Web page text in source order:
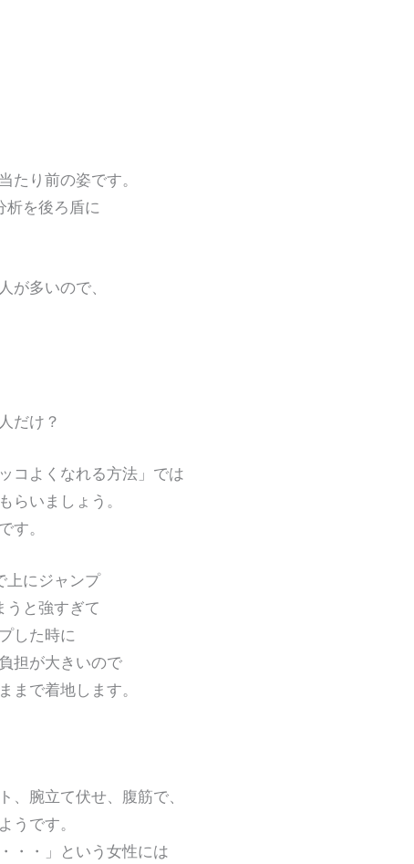
たり前の姿です。
を後ろ盾に
が多いので、
だけ？
コよくなれる方法」では
らいましょう。
す。
上にジャンプ
と強すぎて
た時に
が大きいので
で着地します。
、腕立て伏せ、腹筋で、
うです。
・・」という女性には